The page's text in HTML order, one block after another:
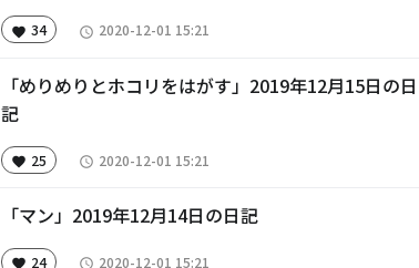
favorite 34 access_time 2020-12-01 15:21
「めりめりとホコリをはがす」2019年12月15日の日
記
favorite 25 access_time 2020-12-01 15:21
「マン」2019年12月14日の日記
favorite 24 access_time 2020-12-01 15:21